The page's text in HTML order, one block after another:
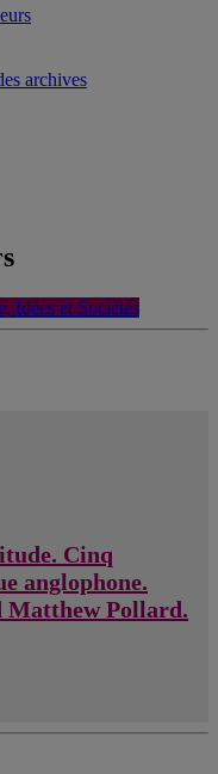
archives
Idées et Sociétés
Cinq
anglophone.
Matthew Pollard.